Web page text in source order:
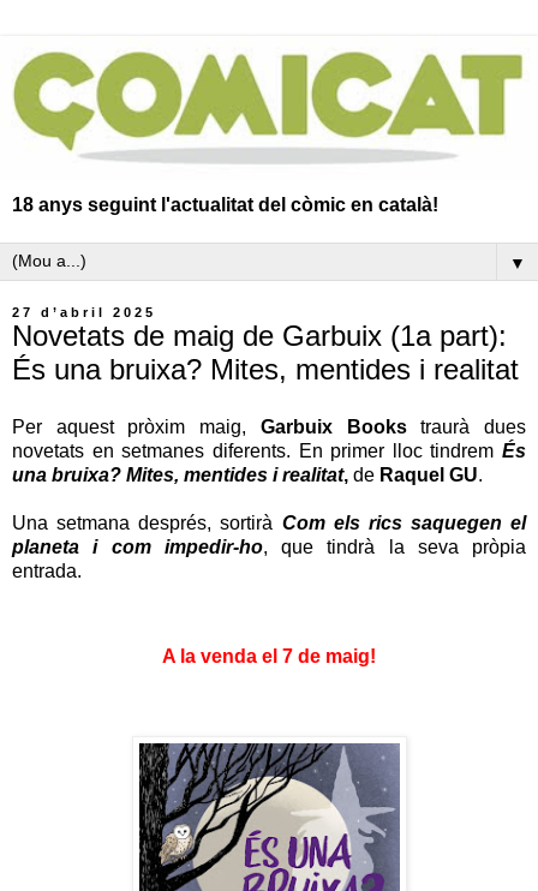
18 anys seguint l'actualitat del còmic en català!
▼
27 d’abril 2025
Novetats de maig de Garbuix (1a part):
És una bruixa? Mites, mentides i realitat
Per aquest pròxim maig, Garbuix Bookstraurà dues
novetats en setmanes diferents. En primer lloc tindrem És
una bruixa? Mites, mentides i realitat, de Raquel GU.
Una setmana després, sortirà Com els rics saquegen el
planeta i com impedir-ho, que tindrà la seva pròpia
entrada.
A la venda el 7 de maig!